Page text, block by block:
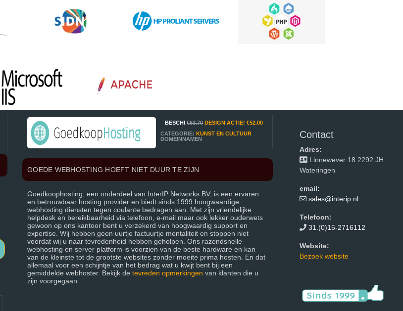
BESCHI €63.70 DESIGN ACTIE! €52.00
CATEGORIE: KUNST EN CULTUUR
DOMEINNAMEN
GOEDE WEBHOSTING HOEFT NIET DUUR TE ZIJN
Goedkoophosting, een onderdeel van InterIP Networks BV, is een ervaren
en betrouwbaar hosting provider en biedt sinds 1999 hoogwaardige
webhosting diensten tegen coulante bedragen aan. Met zijn vriendelijke
helpdesk en bereikbaarheid via telefoon, e-mail maar ook lekker ouderwets
gewoon op ons kantoor bent u verzekerd van hoogwaardig support en
expertise. Wij hebben geen uurtje factuurtje mentaliteit en stoppen niet
voordat wij u naar tevredenheid hebben geholpen. Ons razendsnelle
webhosting en server platform is voorzien van de beste hardware en kan
van de kleinste tot de grootste websites zonder moeite prima hosten. En dat
allemaal voor een schijntje van het bedrag wat u kwijt bent bij een
gemiddelde webhoster. Bekijk de tevreden opmerkingen van klanten die u
zijn voorgegaan.
Contact
Adres:
Linnewever 18 2292 JH
Wateringen
email:
sales@interip.nl
Telefoon:
31.(0)15-2716112
Website:
Bezoek website